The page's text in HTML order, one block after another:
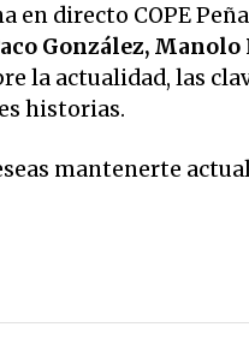
en directo COPE
González,
la actualidad, las
historias.
mantenerte